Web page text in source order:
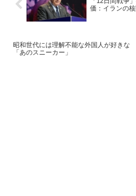
価：イランの
昭和世代には理解不能な外国人が好きな
「あのスニーカー」